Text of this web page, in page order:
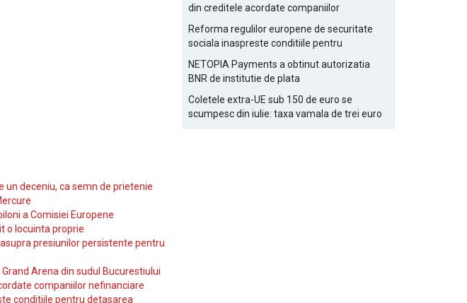
deceniu, ca semn de prietenie
a Comisiei Europene
o locuinta proprie
presiunilor persistente pentru
Arena din sudul Bucurestiului
companiilor nefinanciare
conditiile pentru detasarea
din creditele acordate companiilor
Reforma regulilor europene de securitate
sociala inaspreste conditiile pentru
NETOPIA Payments a obtinut autorizatia
BNR de institutie de plata
Coletele extra-UE sub 150 de euro se
scumpesc din iulie: taxa vamala de trei euro
pe articol, adaugata la taxa logistica